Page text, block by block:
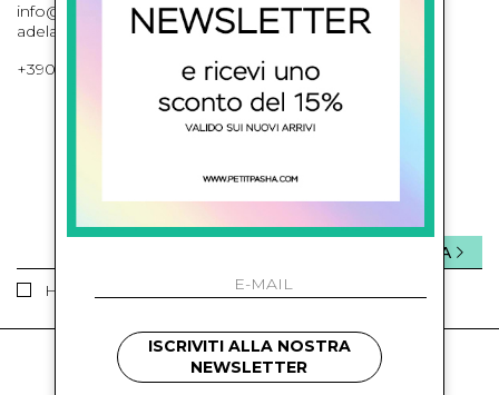
info@petitpasha.com, petitpasha@hotmail.it,
adelaide.petitpasha@hotmail.com
+39081643421 , +390812351280
ISCRIVITI ALLA NEWSLETTER
Ho letto ed accettato le condizioni sulla privacy.
INVIA
kids
ISCRIVITI ALLA NOSTRA
NEWSLETTER